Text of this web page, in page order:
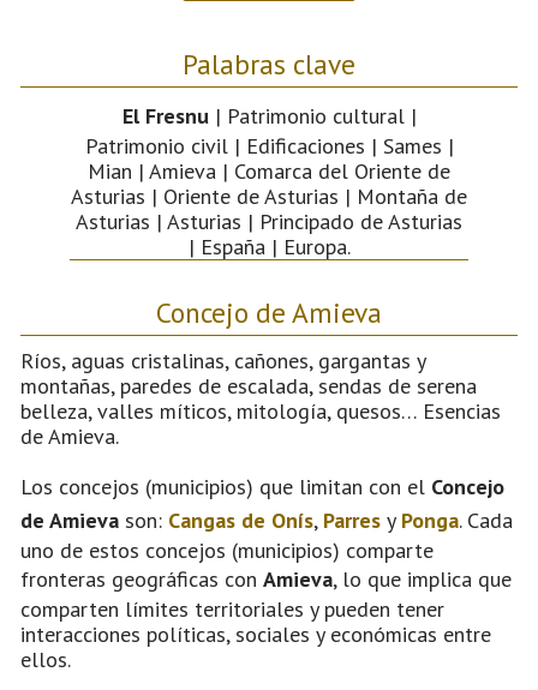
Palabras clave
El Fresnu | Patrimonio cultural |
Patrimonio civil | Edificaciones | Sames |
Mian | Amieva | Comarca del Oriente de
Asturias | Oriente de Asturias | Montaña de
Asturias | Asturias | Principado de Asturias
| España | Europa.
Concejo de Amieva
Ríos, aguas cristalinas, cañones, gargantas y
montañas, paredes de escalada, sendas de serena
belleza, valles míticos, mitología, quesos… Esencias
de Amieva.
Los concejos (municipios) que limitan con el Concejo
de Amieva son: Cangas de Onís, Parres y Ponga. Cada
uno de estos concejos (municipios) comparte
fronteras geográficas con Amieva, lo que implica que
comparten límites territoriales y pueden tener
interacciones políticas, sociales y económicas entre
ellos.